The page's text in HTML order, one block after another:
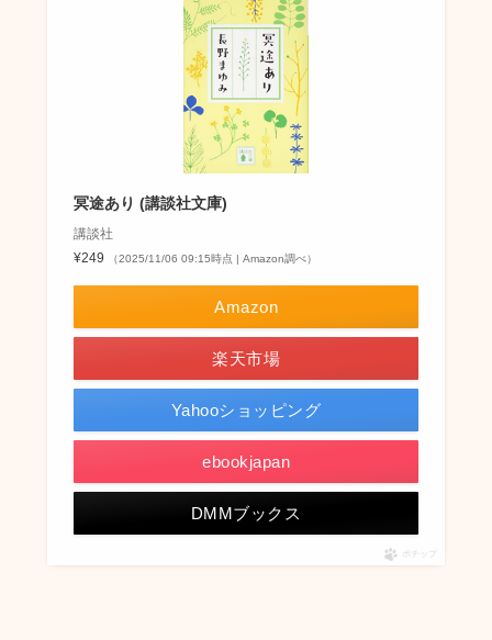
冥途あり (講談社文庫)
講談社
¥249
（2025/11/06 09:15時点 | Amazon調べ）
Amazon
楽天市場
Yahooショッピング
ebookjapan
DMMブックス
ポチップ